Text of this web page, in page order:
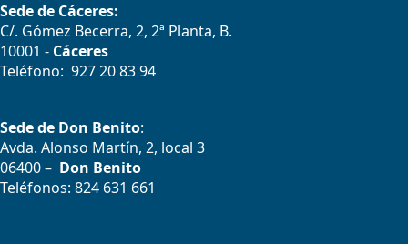
Sede de Cáceres:
C/. Gómez Becerra, 2, 2ª Planta, B.
10001 - Cáceres
Teléfono: 927 20 83 94
Sede de Don Benito:
Avda. Alonso Martín, 2, local 3
06400 – Don Benito
Teléfonos: 824 631 661